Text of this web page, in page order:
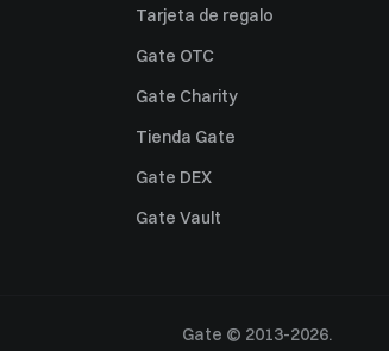
Tarjeta de regalo
Gate OTC
Gate Charity
Tienda Gate
Gate DEX
Gate Vault
Gate © 2013-2026.